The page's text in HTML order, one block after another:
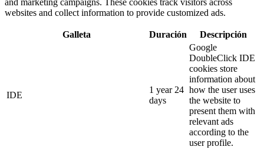
and marketing campaigns. These cookies track visitors across
websites and collect information to provide customized ads.
Galleta Duración Descripción
IDE
1 year 24
days
Google
DoubleClick IDE
cookies store
information about
how the user uses
the website to
present them with
relevant ads
according to the
user profile.